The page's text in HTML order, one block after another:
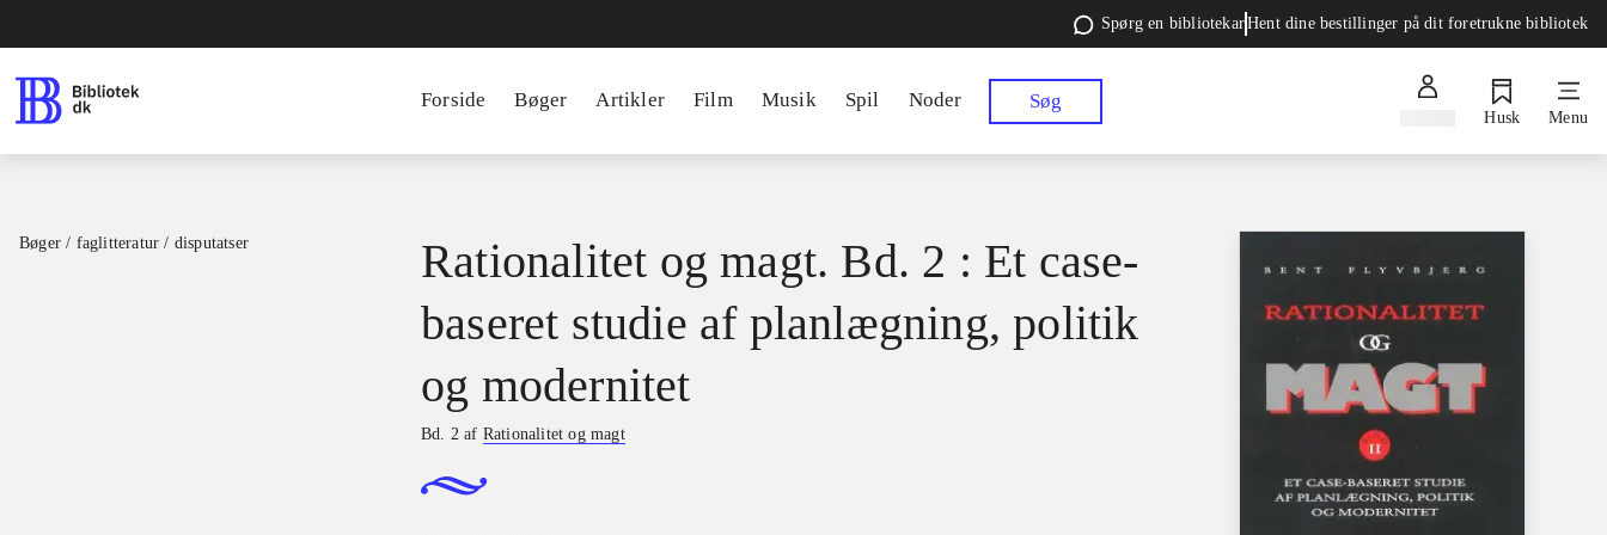
Spørg en bibliotekarHent dine bestillinger på dit foretrukne bibliotek
Forside Bøger Artikler Film Musik Spil Noder Søg
Husk Menu
Bøger / faglitteratur / disputatser
Rationalitet og magt. Bd. 2 : Et case-
baseret studie af planlægning, politik
og modernitet
Bd. 2 af Rationalitet og magt